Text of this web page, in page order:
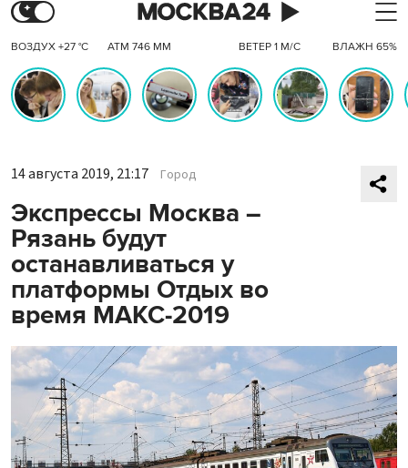
ВОЗДУХ +27 °C АТМ 746 ММ ВЕТЕР 1 М/С ВЛАЖН 65%
14 августа 2019, 21:17 Город
Экспрессы Москва –
Рязань будут
останавливаться у
платформы Отдых во
время МАКС-2019